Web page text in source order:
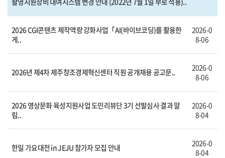
2026 CGI콘텐츠 제작역량 강화사업「AI(바이브코딩)를 활용한
게..
2026-0
8-06
2026년 제4차 제주창조경제혁신센터 직원 공개채용 공고문..
2026-0
8-06
2026 영상문화 육성지원사업 도민리뷰단 3기 선발심사 결과 알
림..
2026-0
8-04
한일 가요대전 in JEJU 참가자 모집 안내
2026-0
8-04